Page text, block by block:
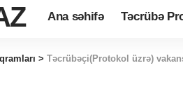
Ana səhifə Təcrübə
> Təcrübəçi(Protokol üzrə)